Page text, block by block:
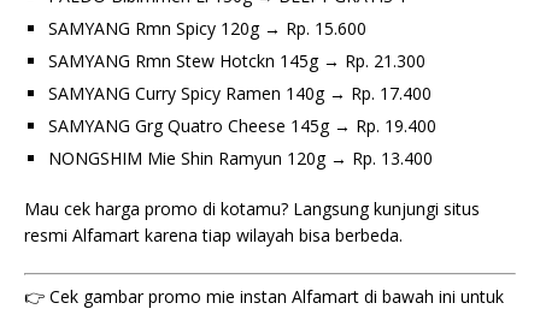
SAMYANG Rmn Spicy 120g → Rp. 15.600
SAMYANG Rmn Stew Hotckn 145g → Rp. 21.300
SAMYANG Curry Spicy Ramen 140g → Rp. 17.400
SAMYANG Grg Quatro Cheese 145g → Rp. 19.400
NONGSHIM Mie Shin Ramyun 120g → Rp. 13.400
Mau cek harga promo di kotamu? Langsung kunjungi situs
resmi Alfamart karena tiap wilayah bisa berbeda.
👉 Cek gambar promo mie instan Alfamart di bawah ini untuk